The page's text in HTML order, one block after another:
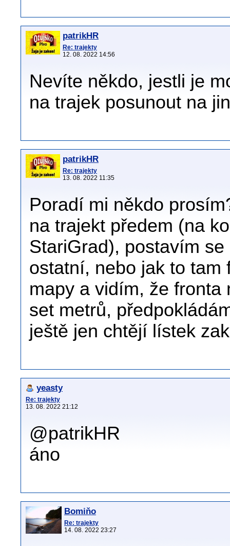
patrikHR
Re: trajekty
12. 08. 2022 14:56
Nevíte někdo, jestli je
na trajek posunout na
patrikHR
Re: trajekty
13. 08. 2022 11:35
Poradí mi někdo
na trajekt předem (na
StariGrad), postavím
ostatní, nebo jak to tam
mapy a vidím, že fronta
set metrů,
ještě jen chtějí lístek
yeasty
Re: trajekty
13. 08. 2022 21:12
@patrikHR
áno
Bomiňo
Re: trajekty
14. 08. 2022 23:27